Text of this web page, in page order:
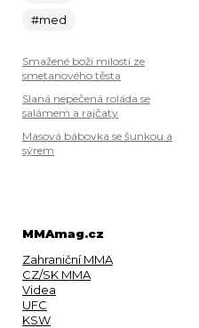
#med
Smažené boží milosti ze
smetanového těsta
Slaná nepečená roláda se
salámem a rajčaty
Masová bábovka se šunkou a
sýrem
MMAmag.cz
Zahraniční MMA
CZ/SK MMA
Videa
UFC
KSW